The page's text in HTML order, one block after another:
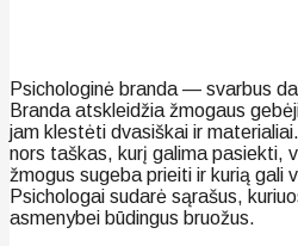
Psichologinė branda — svarbus
Branda atskleidžia žmogaus
jam klestėti dvasiškai ir
nors taškas, kurį galima pasiekti,
žmogus sugeba prieiti ir kurią gali
Psichologai sudarė sąrašus,
asmenybei būdingus bruožus.